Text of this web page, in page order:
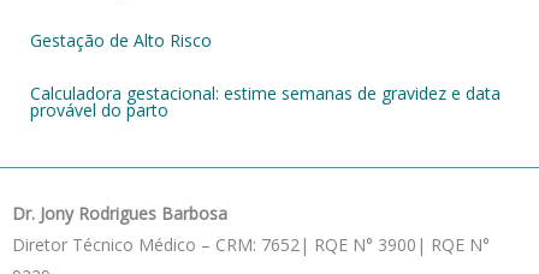
Gestação de Alto Risco
Calculadora gestacional: estime semanas de gravidez e data
provável do parto
Dr. Jony Rodrigues Barbosa
Diretor Técnico Médico – CRM: 7652| RQE N° 3900| RQE N°